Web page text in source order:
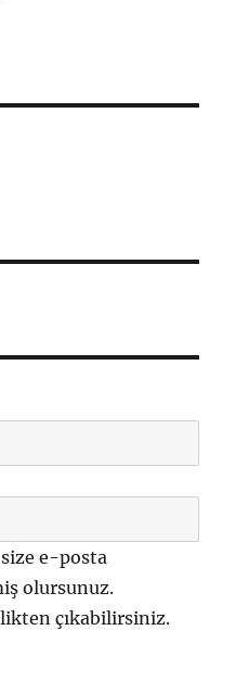
e-posta
olursunuz.
çıkabilirsiniz.